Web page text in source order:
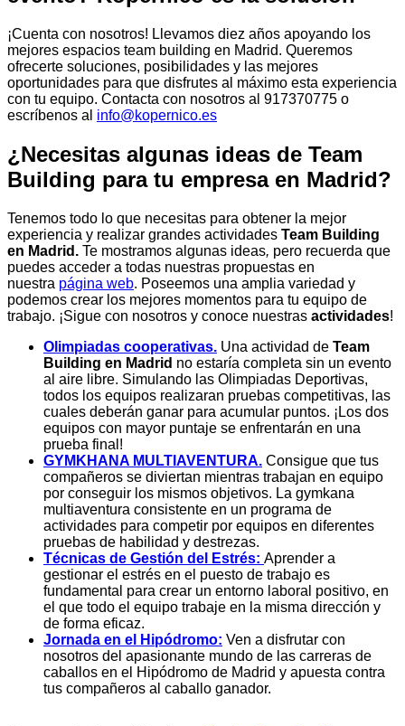
¡Cuenta con nosotros! Llevamos diez años apoyando los
mejores espacios team building en Madrid. Queremos
ofrecerte soluciones, posibilidades y las mejores
oportunidades para que disfrutes al máximo esta experiencia
con tu equipo. Contacta con nosotros al 917370775 o
escríbenos al info@kopernico.es
¿Necesitas algunas ideas de Team
Building para tu empresa en Madrid?
Tenemos todo lo que necesitas para obtener la mejor
experiencia y realizar grandes actividades Team Building
en Madrid. Te mostramos algunas ideas, pero recuerda que
puedes acceder a todas nuestras propuestas en
nuestra página web. Poseemos una amplia variedad y
podemos crear los mejores momentos para tu equipo de
trabajo. ¡Sigue con nosotros y conoce nuestras actividades!
Olimpiadas cooperativas. Una actividad de Team
Building en Madrid no estaría completa sin un evento
al aire libre. Simulando las Olimpiadas Deportivas,
todos los equipos realizaran pruebas competitivas, las
cuales deberán ganar para acumular puntos. ¡Los dos
equipos con mayor puntaje se enfrentarán en una
prueba final!
GYMKHANA MULTIAVENTURA. Consigue que tus
compañeros se diviertan mientras trabajan en equipo
por conseguir los mismos objetivos. La gymkana
multiaventura consistente en un programa de
actividades para competir por equipos en diferentes
pruebas de habilidad y destrezas.
Técnicas de Gestión del Estrés: Aprender a
gestionar el estrés en el puesto de trabajo es
fundamental para crear un entorno laboral positivo, en
el que todo el equipo trabaje en la misma dirección y
de forma eficaz.
Jornada en el Hipódromo: Ven a disfrutar con
nosotros del apasionante mundo de las carreras de
caballos en el Hipódromo de Madrid y apuesta contra
tus compañeros al caballo ganador.